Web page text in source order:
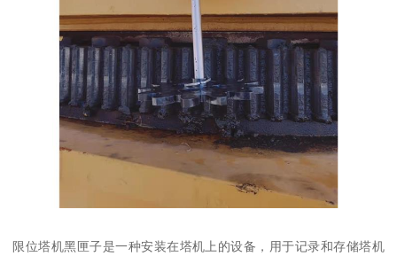
限位塔机黑匣子是一种安装在塔机上的设备，用于记录和存储塔机